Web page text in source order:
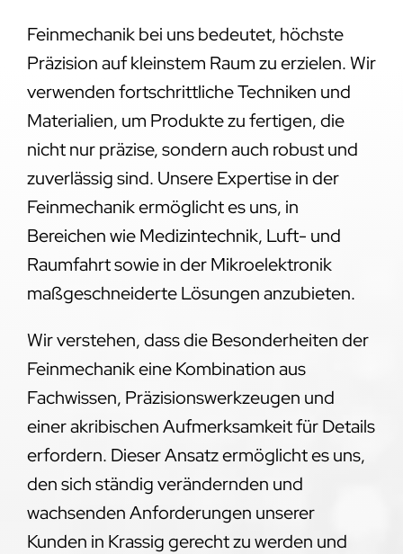
Feinmechanik bei uns bedeutet, höchste
Präzision auf kleinstem Raum zu erzielen. Wir
verwenden fortschrittliche Techniken und
Materialien, um Produkte zu fertigen, die
nicht nur präzise, sondern auch robust und
zuverlässig sind. Unsere Expertise in der
Feinmechanik ermöglicht es uns, in
Bereichen wie Medizintechnik, Luft- und
Raumfahrt sowie in der Mikroelektronik
maßgeschneiderte Lösungen anzubieten.
Wir verstehen, dass die Besonderheiten der
Feinmechanik eine Kombination aus
Fachwissen, Präzisionswerkzeugen und
einer akribischen Aufmerksamkeit für Details
erfordern. Dieser Ansatz ermöglicht es uns,
den sich ständig verändernden und
wachsenden Anforderungen unserer
Kunden in Krassig gerecht zu werden und